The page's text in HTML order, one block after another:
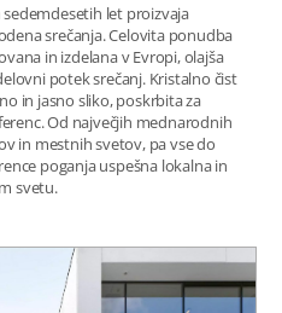
let proizvaja
srečanja. Celovita ponudba
in izdelana v Evropi, olajša
potek srečanj. Kristalno čist
in jasno sliko, poskrbita za
Od največjih mednarodnih
in mestnih svetov, pa vse do
poganja uspešna lokalna in
svetu.